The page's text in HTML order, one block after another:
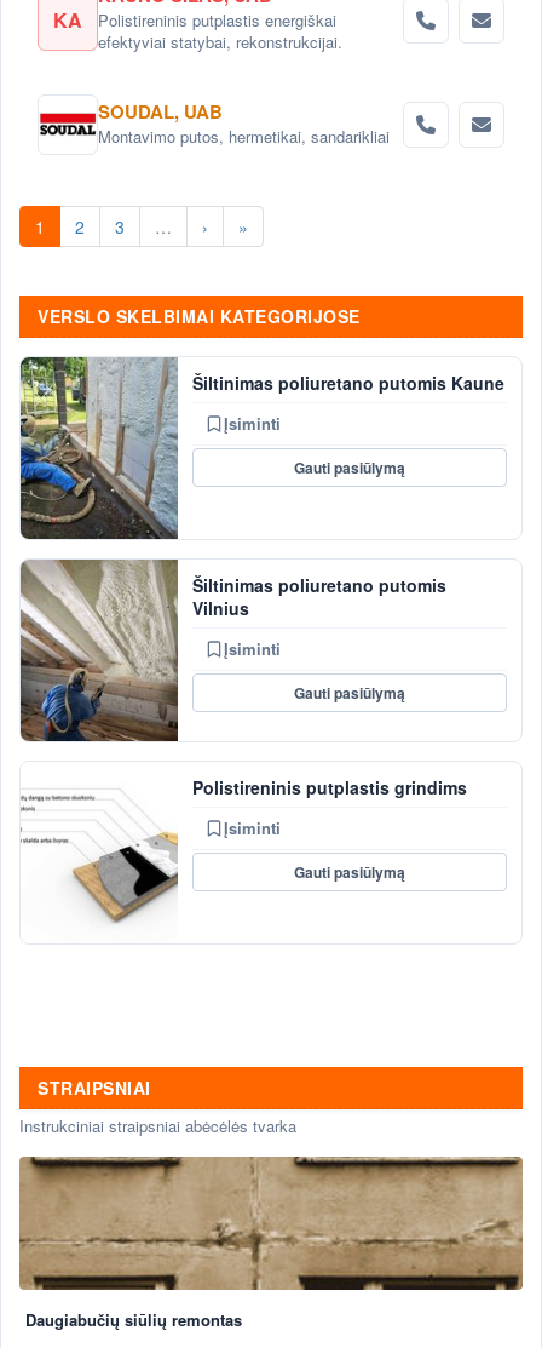
KA
Polistireninis putplastis energiškai
efektyviai statybai, rekonstrukcijai.
SOUDAL, UAB
Montavimo putos, hermetikai, sandarikliai
1 2 3 … › »
VERSLO SKELBIMAI KATEGORIJOSE
Šiltinimas poliuretano putomis Kaune
Įsiminti
Gauti pasiūlymą
Šiltinimas poliuretano putomis
Vilnius
Įsiminti
Gauti pasiūlymą
Polistireninis putplastis grindims
Įsiminti
Gauti pasiūlymą
STRAIPSNIAI
Instrukciniai straipsniai abėcėlės tvarka
Daugiabučių siūlių remontas